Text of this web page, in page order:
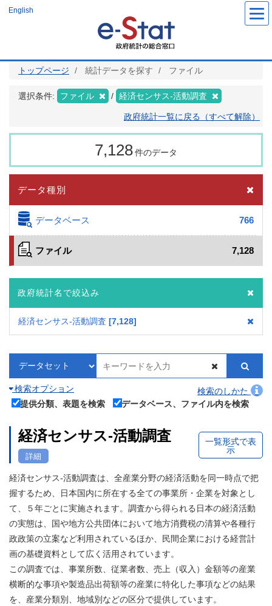
ツ
English
トップページ 統計データを探す ファイル
選択条件: ファイル 経済センサス‐活動調査
政府統計一覧に戻る（すべて解除）
7,128件のデータ
データ種別
データベース 766
ファイル 7,128
政府統計名で絞込み
経済センサス‐活動調査 7,128
検索オプション
検索のしかた
提供分類、表題を検索
データベース、ファイル内を検索
経済センサス‐活動調査
詳細
一覧形式で表
示
経済センサス‐活動調査は、全産業分野の経済活動を同一時点で把
握するため、日本国内に所在する全ての事業所・企業を対象とし
て、５年ごとに実施されます。調査から得られる日本の経済活動
の実態は、国や地方公共団体において地方消費税の清算や各種行
政政策の立案など利用されているほか、民間企業における経営計
画の基礎資料として広く活用されています。
この調査では、事業所数、従業者数、売上（収入）金額等の産業
横断的な事項や製造品出荷額等の産業に特化した事項などの結果
を、産業分類別、地域別などの区分で提供しています。